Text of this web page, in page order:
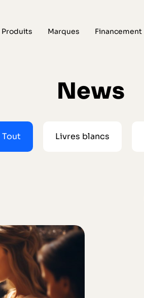
Produits Marques Financement
News
Tout Livres blancs